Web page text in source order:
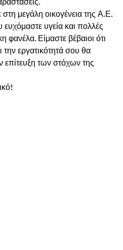
μεγάλη οικογένεια της Α.Ε.
υγεία και πολλές
φανέλα. Είμαστε βέβαιοι ότι
την εργατικότητά σου θα
επίτευξη των στόχων της